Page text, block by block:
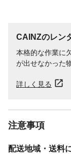
CAINZのレン
本格的な作業に
が出せなかった
詳しく見る
注意事項
配送地域・送料